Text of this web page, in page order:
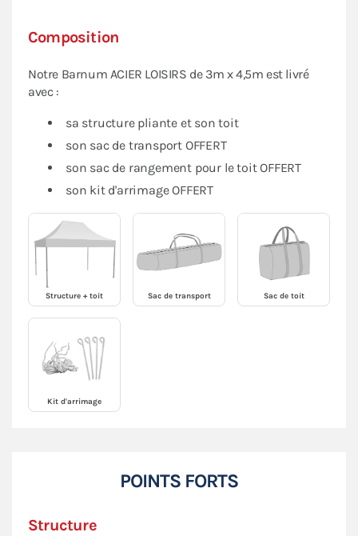
Composition
Notre Barnum ACIER LOISIRS de 3m x 4,5m est livré
avec :
sa structure pliante et son toit
son sac de transport OFFERT
son sac de rangement pour le toit OFFERT
son kit d'arrimage OFFERT
Structure + toit Sac de transport Sac de toit
Kit d'arrimage
POINTS FORTS
Structure